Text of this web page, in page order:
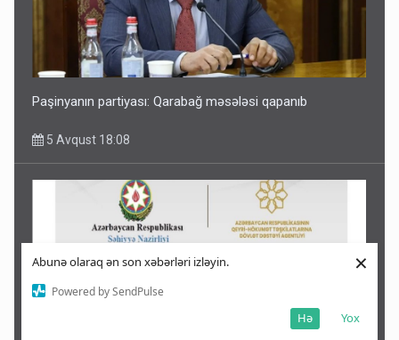
Abunə olaraq ən son xəbərləri izləyin.
Powered by SendPulse
Yox
Hə
×
Paşinyanın partiyası: Qarabağ məsələsi qapanıb
5 Avqust 18:08